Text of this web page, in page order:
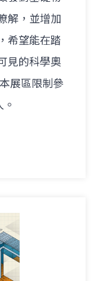
解，並增加
希望能在踏
見的科學奧
展區限制參